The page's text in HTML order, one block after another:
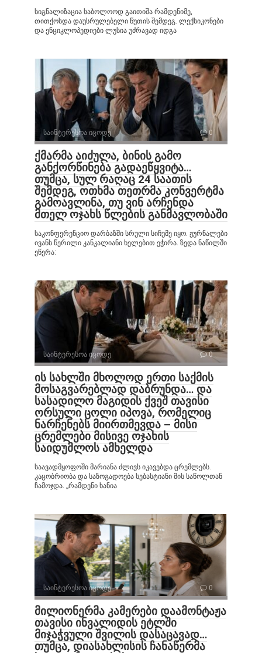
სიგნალიზაცია საბოლოოდ გაითიშა რამდენიმე,
თითქოსდა დაუსრულებელი წუთის შემდეგ. ლექსიკონები
და ენციკლოპედიები ლუსია უძრავად იდგა
საინტერესოა იცოდე 0
ქმარმა აიძულა, ბინის გამო
განქორწინება გადაეწყვიტა…
თუმცა, სულ რაღაც 24 საათის
შემდეგ, ოთხმა თეთრმა კონვერტმა
გამოავლინა, თუ ვინ არჩენდა
მთელ ოჯახს წლების განმავლობაში
საკონფერენციო დარბაზში სრული სიჩუმე იყო. ჟურნალები
ივანს წერილი კანკალიანი ხელებით ეჭირა. ზედა ნაწილში
ეწერა:
საინტერესოა იცოდე 0
ის სახლში მხოლოდ ერთი საქმის
მოსაგვარებლად დაბრუნდა… და
სასადილო მაგიდის ქვეშ თავისი
ორსული ცოლი იპოვა, რომელიც
ნარჩენებს მიირთმევდა – მისი
ცრემლები მისივე ოჯახის
საიდუმლოს ამხელდა
საავადმყოფოში მარიანა ძლივს იკავებდა ცრემლებს.
კაცობრიობა და საზოგადოება სებასტიანი მის საწოლთან
ჩამოჯდა. „რამდენი ხანია
საინტერესოა იცოდე 0
მილიონერმა კამერები დაამონტაჟა
თავისი ინვალიდის ეტლში
მიჯაჭვული შვილის დასაცავად…
თუმცა, დიასახლისის ჩანაწერმა